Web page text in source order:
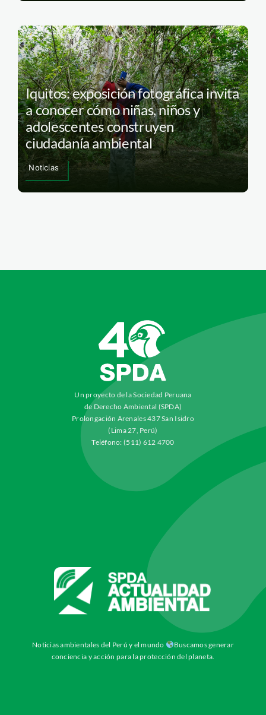
Iquitos: exposición fotográfica invita
a conocer cómo niñas, niños y
adolescentes construyen
ciudadanía ambiental
Noticias
Un proyecto de la Sociedad Peruana
de Derecho Ambiental (SPDA)
Prolongación Arenales 437 San Isidro
(Lima 27, Perú)
Teléfono: (511) 612 4700
Noticias ambientales del Perú y el mundo
Buscamos generar
conciencia y acción para la protección del planeta.